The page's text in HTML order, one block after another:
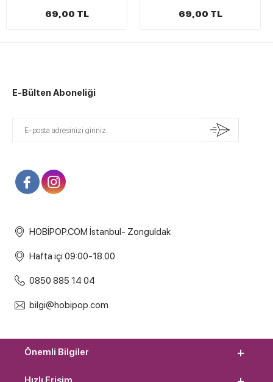
69,00 TL 69,00 TL
E-Bülten Aboneliği
HOBİPOP.COM İstanbul- Zonguldak
Hafta içi 09:00-18.00
0850 885 14 04
bilgi@hobipop.com
Önemli Bilgiler